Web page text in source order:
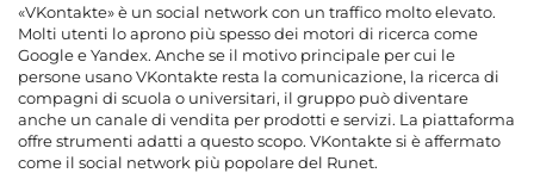
«VKontakte» è un social network con un traffico molto elevato.
Molti utenti lo aprono più spesso dei motori di ricerca come
Google e Yandex. Anche se il motivo principale per cui le
persone usano VKontakte resta la comunicazione, la ricerca di
compagni di scuola o universitari, il gruppo può diventare
anche un canale di vendita per prodotti e servizi. La piattaforma
offre strumenti adatti a questo scopo. VKontakte si è affermato
come il social network più popolare del Runet.